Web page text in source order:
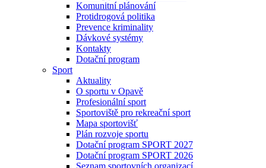
Komunitní plánování
Protidrogová politika
Prevence kriminality
Dávkové systémy
Kontakty
Dotační program
Sport
Aktuality
O sportu v Opavě
Profesionální sport
Sportoviště pro rekreační sport
Mapa sportovišť
Plán rozvoje sportu
Dotační program SPORT 2027
Dotační program SPORT 2026